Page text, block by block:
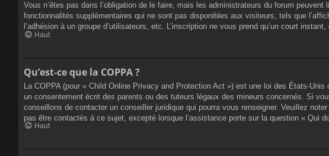
Vous n’êtes pas dans l’obligation de le faire, mais les administrateurs du forum
fonctionnalités supplémentaires qui ne sont pas disponibles aux visiteurs, tels que
l’adhésion à un groupe d’utilisateurs, etc. L’inscription ne vous prend qu’un court
Haut
Qu’est-ce que la COPPA ?
La COPPA (pour « Child Online Privacy and Protection Act ») est une loi des États-
un consentement écrit des parents ou des tuteurs légaux des mineurs concernés. Si
conseillons de contacter un conseiller juridique qui pourra vous renseigner. Veuillez
pas être contactés à ce sujet, excepté lorsque l’assistance porte sur la question « Qui
Haut